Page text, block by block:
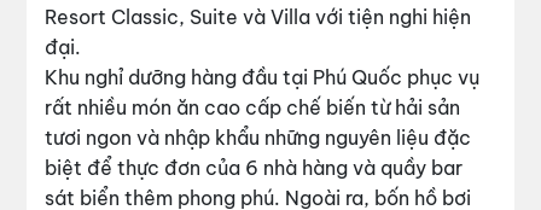
Resort Classic, Suite và Villa với tiện nghi hiện
đại.
Khu nghỉ dưỡng hàng đầu tại Phú Quốc phục vụ
rất nhiều món ăn cao cấp chế biến từ hải sản
tươi ngon và nhập khẩu những nguyên liệu đặc
biệt để thực đơn của 6 nhà hàng và quầy bar
sát biển thêm phong phú. Ngoài ra, bốn hồ bơi